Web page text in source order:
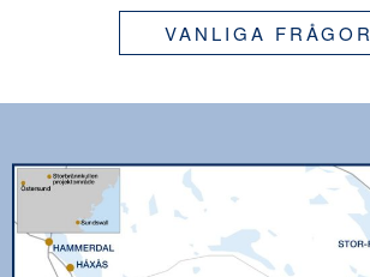
VANLIGA FRÅGOR